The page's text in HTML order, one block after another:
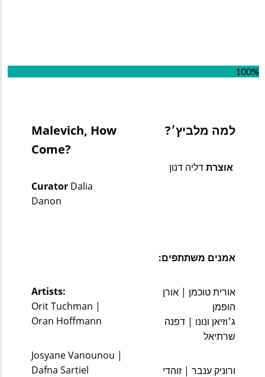
100%
Malevich, How
Come?
Curator Dalia
Danon
Artists:
Orit Tuchman |
Oran Hoffmann
Josyane Vanounou |
Dafna Sartiel
למה מלביץ׳?
אוצרת דליה דנון
אמנים משתתפים:
הופמן
שרתיאל